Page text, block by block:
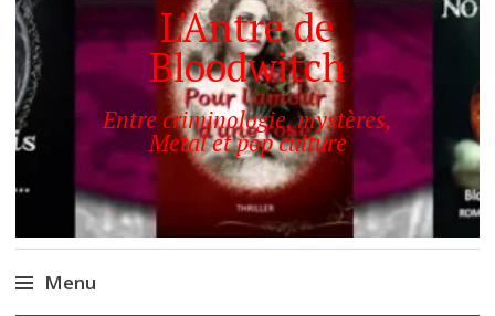
L'Antre de
Bloodwitch
Entre criminologie, mystères,
Metal et pop culture
Menu